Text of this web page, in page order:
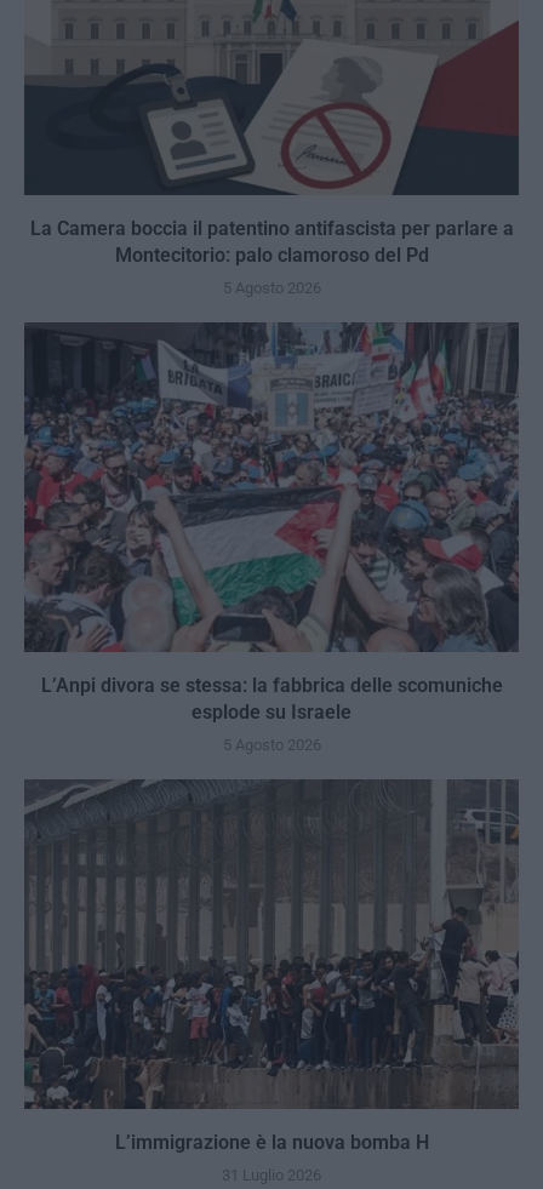
La Camera boccia il patentino antifascista per parlare a
Montecitorio: palo clamoroso del Pd
5 Agosto 2026
L’Anpi divora se stessa: la fabbrica delle scomuniche
esplode su Israele
5 Agosto 2026
L’immigrazione è la nuova bomba H
31 Luglio 2026